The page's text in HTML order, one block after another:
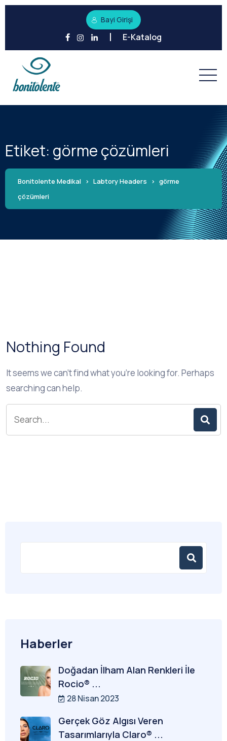
Bayi Girişi
E-Katalog
Etiket: görme çözümleri
Bonitolente Medikal > Labtory Headers > görme
çözümleri
Nothing Found
It seems we can’t find what you’re looking for. Perhaps
searching can help.
Haberler
Doğadan İlham Alan Renkleri İle
Rocio® ...
28 Nisan 2023
Gerçek Göz Algısı Veren
Tasarımlarıyla Claro® ...